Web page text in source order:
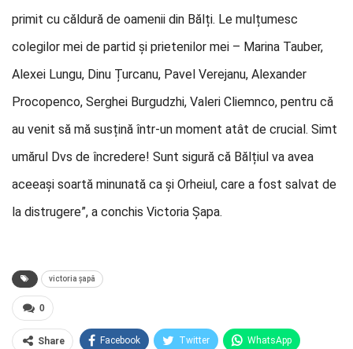
primit cu căldură de oamenii din Bălți. Le mulțumesc
colegilor mei de partid și prietenilor mei – Marina Tauber,
Alexei Lungu, Dinu Țurcanu, Pavel Verejanu, Alexander
Procopenco, Serghei Burgudzhi, Valeri Cliemnco, pentru că
au venit să mă susțină într-un moment atât de crucial. Simt
umărul Dvs de încredere! Sunt sigură că Bălțiul va avea
aceeași soartă minunată ca și Orheiul, care a fost salvat de
la distrugere”, a conchis Victoria Șapa.
victoria șapă
0
Share Facebook Twitter WhatsApp